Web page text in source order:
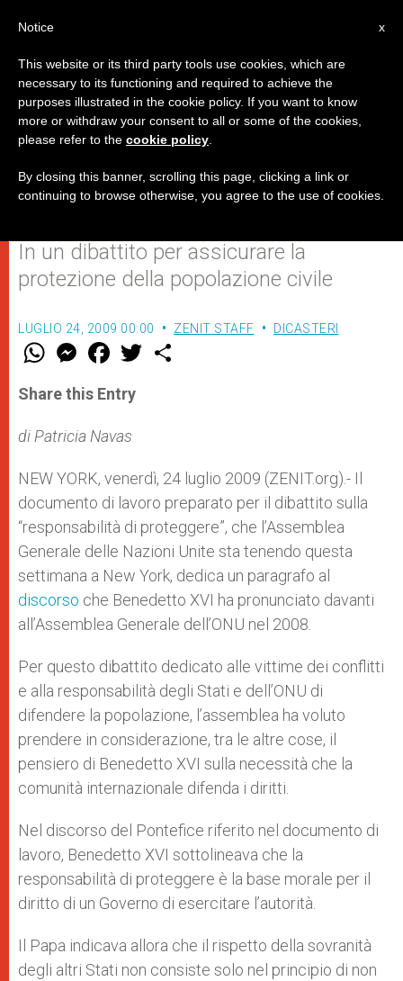
L'ONU accoglie la proposta del
Papa sulla sovranità e la
responsabilità
In un dibattito per assicurare la
protezione della popolazione civile
LUGLIO 24, 2009 00:00 ZENIT STAFF DICASTERI
W
t
s
p
p
M
e
s
e
g
e
F
a
e
b
o
k
w
Share this Entry
di Patricia Navas
NEW YORK, venerdì, 24 luglio 2009 (ZENIT.org).- Il
documento di lavoro preparato per il dibattito sulla
“responsabilità di proteggere”, che l’Assemblea
Generale delle Nazioni Unite sta tenendo questa
settimana a New York, dedica un paragrafo al
discorso che Benedetto XVI ha pronunciato davanti
all’Assemblea Generale dell’ONU nel 2008.
Per questo dibattito dedicato alle vittime dei conflitti
e alla responsabilità degli Stati e dell’ONU di
difendere la popolazione, l’assemblea ha voluto
prendere in considerazione, tra le altre cose, il
pensiero di Benedetto XVI sulla necessità che la
comunità internazionale difenda i diritti.
Nel discorso del Pontefice riferito nel documento di
lavoro, Benedetto XVI sottolineava che la
responsabilità di proteggere è la base morale per il
diritto di un Governo di esercitare l’autorità.
Il Papa indicava allora che il rispetto della sovranità
degli altri Stati non consiste solo nel principio di non
x
Notice
This website or its third party tools use cookies, which are
necessary to its functioning and required to achieve the
purposes illustrated in the cookie policy. If you want to know
more or withdraw your consent to all or some of the cookies,
please refer to the cookie policy
By closing this banner, scrolling this page, clicking a link or
continuing to browse otherwise, you agree to the use of cookies.